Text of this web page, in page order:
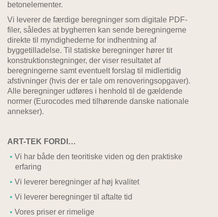
betonelementer.
Vi leverer de færdige beregninger som digitale PDF-
filer, således at bygherren kan sende beregningerne
direkte til myndighederne for indhentning af
byggetilladelse. Til statiske beregninger hører tit
konstruktionstegninger, der viser resultatet af
beregningerne samt eventuelt forslag til midlertidig
afstivninger (hvis der er tale om renoveringsopgaver).
Alle beregninger udføres i henhold til de gældende
normer (Eurocodes med tilhørende danske nationale
annekser).
ART-TEK FORDI…
Vi har både den teoritiske viden og den praktiske
erfaring
Vi leverer beregninger af høj kvalitet
Vi leverer beregninger til aftalte tid
Vores priser er rimelige